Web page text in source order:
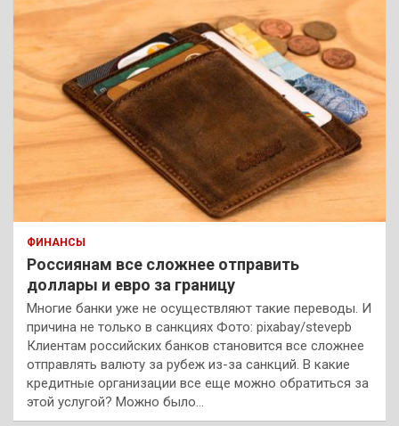
ФИНАНСЫ
Россиянам все сложнее отправить
доллары и евро за границу
Многие банки уже не осуществляют такие переводы. И
причина не только в санкциях Фото: pixabay/stevepb
Клиентам российских банков становится все сложнее
отправлять валюту за рубеж из-за санкций. В какие
кредитные организации все еще можно обратиться за
этой услугой? Можно было…